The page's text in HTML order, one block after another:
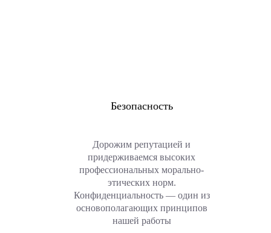
Безопасность
Дорожим репутацией и
придерживаемся высоких
профессиональных морально-
этических норм.
Конфиденциальность — один из
основополагающих принципов
нашей работы